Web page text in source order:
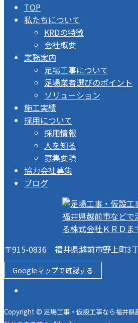
TOP
私たちについて
KRDの特徴
会社概要
業務案内
足場工事について
足場業者選びのポイント
ソリューション
施工実績
採用について
採用情報
人を知る
募集要項
協力会社募集
ブログ
〒915-0836 福井県越前市野上町3
Googleマップで確認する
Copyright © 足場工事・仮設工事なら福井県